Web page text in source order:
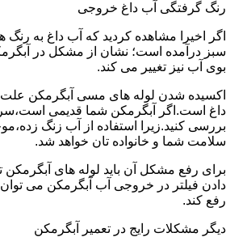
رنگ گرفتگی آب داغ خروجی
اگر اخیرا مشاهده کردید که آب داغ به رنگ
سبز درآمده است؛ نشان از مشکل در
بوی آب نیز تغییر می کند.
اکسیده شدن لوله های مسی آبگرمکن
داغ است.اگر آبگرمکن شما قدیمی
بررسی کنید.زیرا استفاده از آب زنگ
سلامت شما و خانواده تان خواهد شد.
برای رفع مشکل آن باید لوله های آبگرمکن
دادن فیلتر در خروجی آب آبگرمکن می
رفع کند.
دیگر مشکلات رایج در تعمیر آبگرمکن